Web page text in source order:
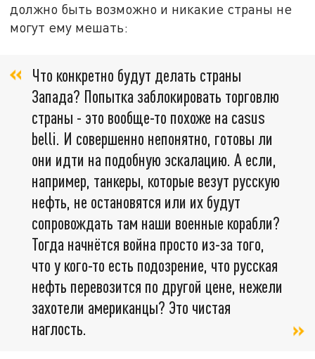
должно быть возможно и никакие страны не
могут ему мешать:
Что конкретно будут делать страны
Запада? Попытка заблокировать торговлю
страны - это вообще-то похоже на casus
belli. И совершенно непонятно, готовы ли
они идти на подобную эскалацию. А если,
например, танкеры, которые везут русскую
нефть, не остановятся или их будут
сопровождать там наши военные корабли?
Тогда начнётся война просто из-за того,
что у кого-то есть подозрение, что русская
нефть перевозится по другой цене, нежели
захотели американцы? Это чистая
наглость.